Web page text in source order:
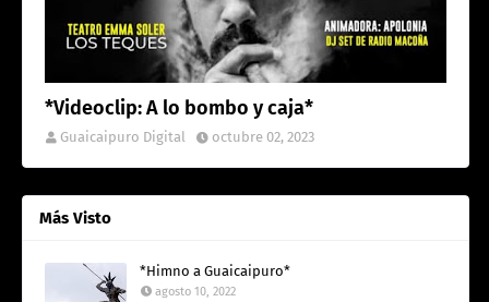
*Videoclip: A lo bombo y caja*
Guaicaipuro Digital octubre 02, 2023
Más Visto
*Himno a Guaicaipuro*
agosto 10, 2022